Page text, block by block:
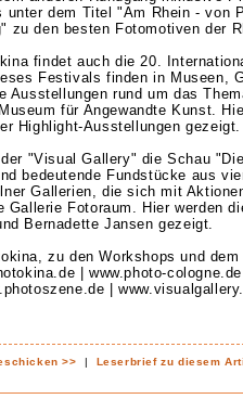
unter dem Titel "Am Rhein - von
zu den besten Fotomotiven der
findet auch die 20.
Festivals finden in Museen,
Ausstellungen rund um das
für Angewandte Kunst.
Highlight-Ausstellungen gezeigt.
"Visual Gallery" die Schau
bedeutende Fundstücke aus
Gallerien, die sich mit
Gallerie Fotoraum. Hier werden
Bernadette Jansen gezeigt.
zu den Workshops und dem
| www.photo-
|
>> | Leserbrief zu diesem